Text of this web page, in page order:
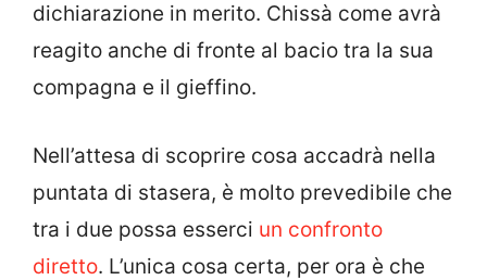
dichiarazione in merito. Chissà come avrà
reagito anche di fronte al bacio tra la sua
compagna e il gieffino.
Nell’attesa di scoprire cosa accadrà nella
puntata di stasera, è molto prevedibile che
tra i due possa esserci un confronto
diretto. L’unica cosa certa, per ora è che